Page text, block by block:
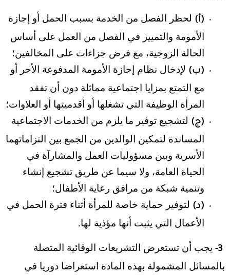
(أ) لحظر الفصل من الخدمة بسبب الحمل أو إجازة
الأمومة والتمييز في الفصل من العمل على أساس
الحالة الزوجية، مع فرض جزاءات على المخالفين؛
(ب) لإدخال نظام إحازة الأمومة المدفوعة الأجر أو
مع التمتع بمزايا اجتماعية مماثلة دون أن تفقد
المرأة الوظيفة التي تشغلها أو أقدميتها أو العلاوات؛
(ج) لتشجيع توفير ما يلزم من الخدمات الاجتماعية
المساندة لتمكين الوالدين من الجمع بين التزاماتهما
الأسرية وبين مسؤوليات العمل والمشارآة في
الحياة العامة، ولا سيما عن طريق تشجيع إنشاء
وتنمية شبكة من مرافق رعاية الأطفال؛
(د) لتوفير حماية خاصة للمرأة أثناء فترة الحمل في
الأعمال التي يثبت أنها مؤذية لها.
3- يجب أن تستعرض التشريعات الوقائية المتصلة
بالمسائل المشمولة بهذه المادة استعراضا دوريا في